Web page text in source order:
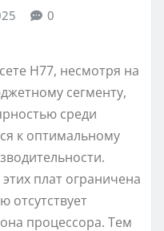
0
H77, несмотря на
сегменту,
среди
к оптимальному
плат ограничена
отсутствует
процессора. Тем